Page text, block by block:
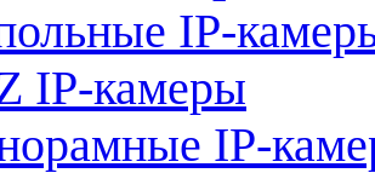
IP-
IP-камеры
IP-